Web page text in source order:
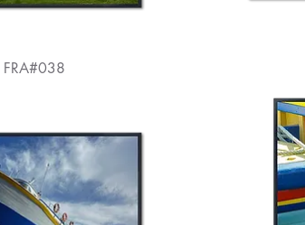
FRA#038